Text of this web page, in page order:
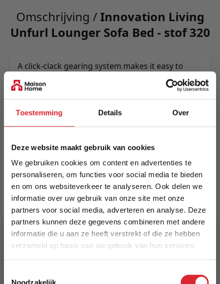
Toestemming Details Over
Deze website maakt gebruik van cookies
We gebruiken cookies om content en advertenties te
personaliseren, om functies voor social media te bieden
en om ons websiteverkeer te analyseren. Ook delen we
informatie over uw gebruik van onze site met onze
partners voor social media, adverteren en analyse. Deze
partners kunnen deze gegevens combineren met andere
informatie die u aan ze heeft verstrekt of die ze hebben
verzameld op basis van uw gebruik van hun services.
Noodzakelijk
Omschrijving /Innovation Living
Unfurl Lounger Sofa Bed - stof 320
A click-clack gearing system makes it easy to
adjust whether in sit, lounge or sleep mode.
Made on a strong and durable metal frame.
Meer informatie
Merk
Innovation Living
EAN
5700110882644
Prijs
€ 1.998,00
Levertijd